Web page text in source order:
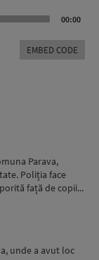
00:00
EMBED CODE
Parava,
Poliția face
față de copii...
unde a avut loc